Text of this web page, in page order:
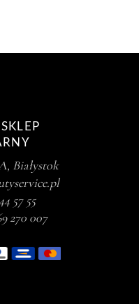
Białystok
57 55
270 007